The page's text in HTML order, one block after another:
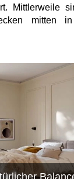
Mittlerweile
mitten in